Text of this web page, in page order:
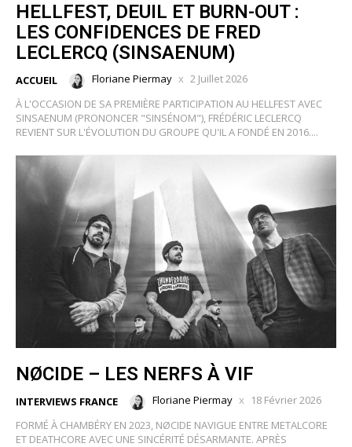
HELLFEST, DEUIL ET BURN-OUT :
LES CONFIDENCES DE FRED
LECLERCQ (SINSAENUM)
ACCUEIL Floriane Piermay
2 Juillet 2026
À L'OCCASION DE SA PREMIÈRE PARTICIPATION AU HELLFEST AVEC
SINSAENUM (PRONONCER "SINSÉNOM"), FRÉDÉRIC LECLERCQ
REVIENT SUR L'ÉVOLUTION DU GROUPE QU'IL A FONDÉ EN 2016....
NØCIDE – LES NERFS À VIF
INTERVIEWS FRANCE Floriane Piermay
18 Février 2026
FORMÉ À CHAMBÉRY EN 2023, NØCIDE NAVIGUE ENTRE METALCORE
ET DEATHCORE AVEC UNE SINCÉRITÉ DÉSARMANTE. APRÈS